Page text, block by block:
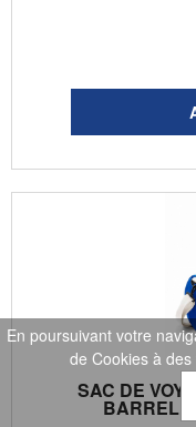
SAC DE
BARREL
En poursuivant votre
de Cookies à